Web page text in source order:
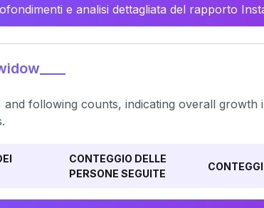
e analisi dettagliata del rapporto
following counts, indicating overall growth
CONTEGGIO DELLE
PERSONE SEGUITE